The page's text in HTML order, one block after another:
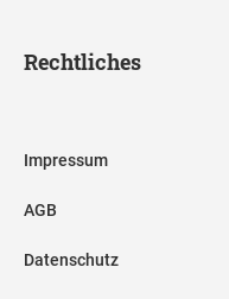
Rechtliches
Impressum
AGB
Datenschutz